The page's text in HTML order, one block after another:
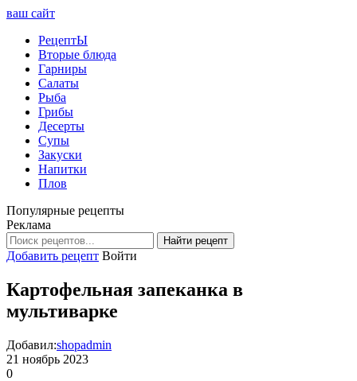
ваш сайт
РецептЫ
Вторые блюда
Гарниры
Салаты
Рыба
Грибы
Десерты
Супы
Закуски
Напитки
Плов
Популярные рецепты
Реклама
Найти рецепт
Добавить рецепт Войти
Картофельная запеканка в
мультиварке
Добавил:shopadmin
21 ноябрь 2023
0